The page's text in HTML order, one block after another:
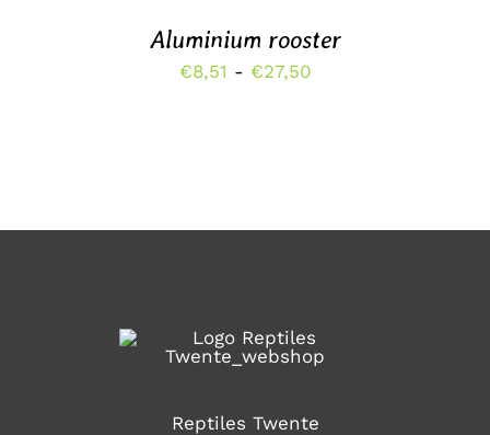
MEERDERE
VARIATIES.
DEZE
Aluminium rooster
€8,51 - €27,50Prijsklasse:
Reptiles Twente